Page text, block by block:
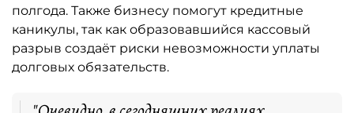
полгода. Также бизнесу помогут кредитные
каникулы, так как образовавшийся кассовый
разрыв создаёт риски невозможности уплаты
долговых обязательств.